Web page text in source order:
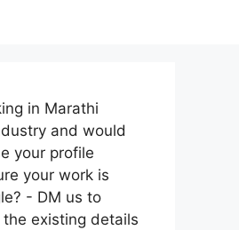
in Marathi
and would
your profile
your work is
- DM us to
existing details